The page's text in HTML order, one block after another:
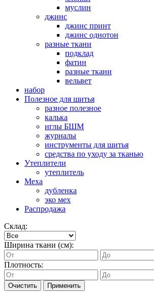
муслин
джинс
джинс принт
джинс однотон
разные ткани
подклад
фатин
разные ткани
вельвет
набор
Полезное для шитья
разное полезное
калька
иглы БШМ
журналы
инструменты для шитья
средства по уходу за тканью
Утеплители
утеплитель
Меха
дубленка
эко мех
Распродажа
Склад:
Ширина ткани (см):
Плотность:
Очистить Применить